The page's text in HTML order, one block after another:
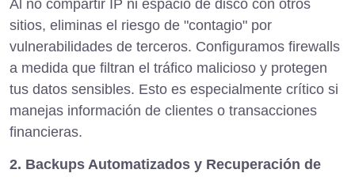
Al no compartir IP ni espacio de disco con otros
sitios, eliminas el riesgo de "contagio" por
vulnerabilidades de terceros. Configuramos firewalls
a medida que filtran el tráfico malicioso y protegen
tus datos sensibles. Esto es especialmente crítico si
manejas información de clientes o transacciones
financieras.
2. Backups Automatizados y Recuperación de